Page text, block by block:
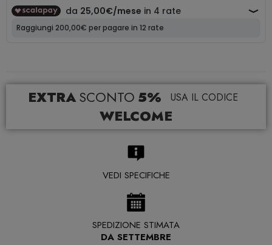
EXTRASCONTO 5% USA IL CODICE
WELCOME
VEDI SPECIFICHE
SPEDIZIONE STIMATA
DA SETTEMBRE